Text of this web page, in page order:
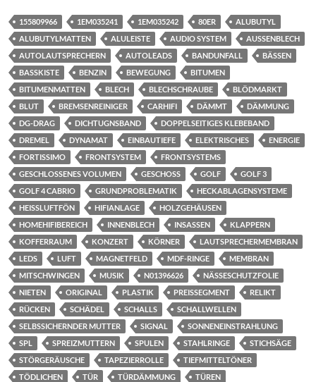
155809966 1EM035241 1EM035242 80ER
ALUBUTYL
ALUBUTYLMATTEN
ALULEISTE AUDIO SYSTEM
AUSSENBLECH
AUTOLAUTSPRECHERN
AUTOLEADS BANDUNFALL
BÄSSEN
BASSKISTE
BENZIN BEWEGUNG
BITUMEN
BITUMENMATTEN
BLECH BLECHSCHRAUBE
BLÖDMARKT
BLUT
BREMSENREINIGER CARHIFI DÄMMT
DÄMMUNG
DG-DRAG
DICHTUGNSBAND
DOPPELSEITIGES KLEBEBAND
DREMEL
DYNAMAT EINBAUTIEFE ELEKTRISCHES
ENERGIE
FORTISSIMO
FRONTSYSTEM
FRONTSYSTEMS
GESCHLOSSENES VOLUMEN
GESCHOSS GOLF
GOLF 3
GOLF 4 CABRIO
GRUNDPROBLEMATIK
HECKABLAGENSYSTEME
HEISSLUFTFÖN
HIFIANLAGE
HOLZGEHÄUSEN
HOMEHIFIBEREICH
INNENBLECH INSASSEN
KLAPPERN
KOFFERRAUM
KONZERT KÖRNER
LAUTSPRECHERMEMBRAN
LEDS
LUFT MAGNETFELD MDF-RINGE
MEMBRAN
MITSCHWINGEN
MUSIK N01396626
NÄSSESCHUTZFOLIE
NIETEN
ORIGINAL PLASTIK PREISSEGMENT
RELIKT
RÜCKEN
SCHÄDEL SCHALLS
SCHALLWELLEN
SELBSSICHERNDER MUTTER
SIGNAL
SONNENEINSTRAHLUNG
SPL
SPREIZMUTTERN SPULEN STAHLRINGE
STICHSÄGE
STÖRGERÄUSCHE
TAPEZIERROLLE
TIEFMITTELTÖNER
TÖDLICHEN
TÜR TÜRDÄMMUNG
TÜREN